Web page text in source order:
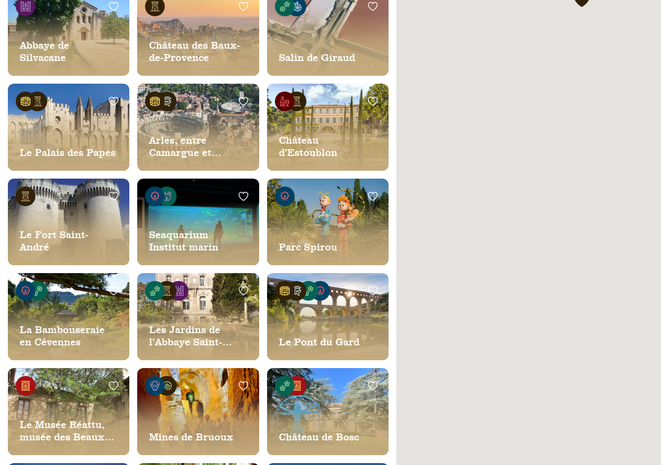
Abbaye de
Silvacane
Château des Baux-
de-Provence
Salin de Giraud
Le Palais des Papes
Arles, entre
Camargue et
de l’Humanité
Château
d’Estoublon
Le Fort Saint-
André
Seaquarium
Institut marin
Parc Spirou
La Bambouseraie
en Cévennes
Les Jardins de
l’Abbaye Saint-
Le Pont du Gard
Le Musée Réattu,
musée des Beaux
Mines de Bruoux Château de Bosc